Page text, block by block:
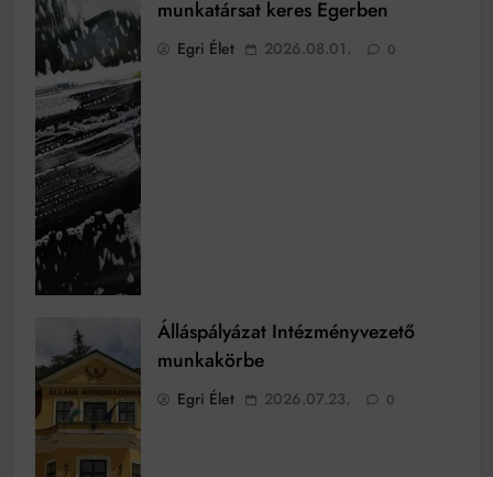
munkatársat keres Egerben
Egri Élet 2026.08.01. 0
Álláspályázat Intézményvezető
munkakörbe
Egri Élet 2026.07.23. 0